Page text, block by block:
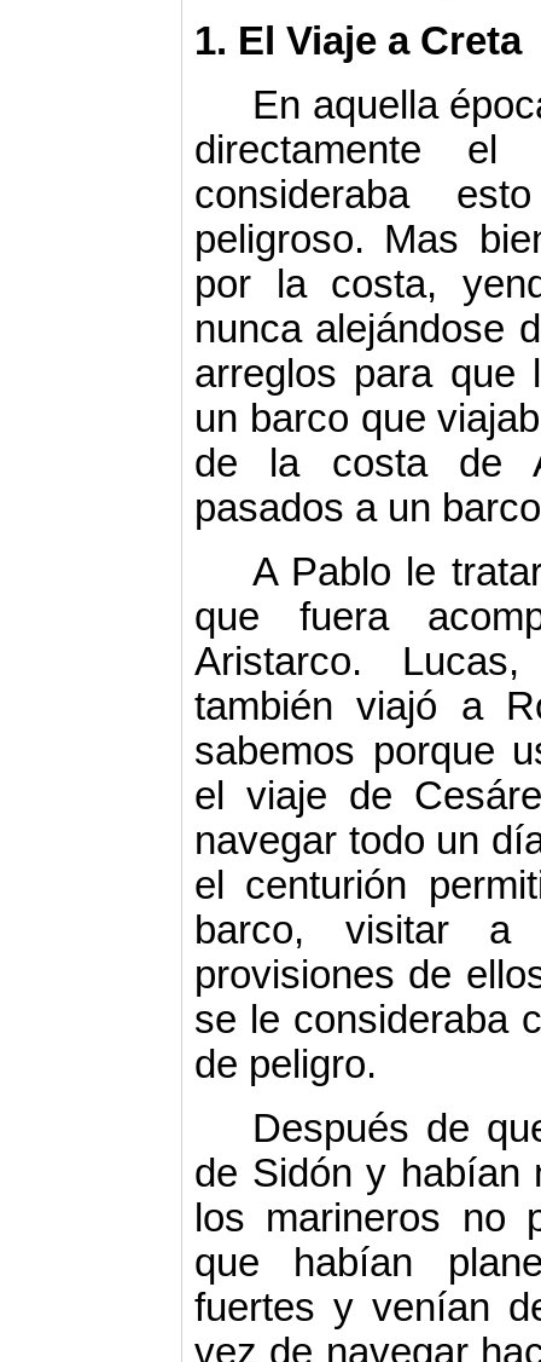
1. El Viaje a Creta
En aquella
directamente el
consideraba
peligroso. Mas
por la costa,
nunca alejándose
arreglos para que
un barco que
de la costa de
pasados a un
A Pablo le
que fuera
Aristarco.
también viajó a
sabemos porque
el viaje de
navegar todo un
el centurión
barco, visitar
provisiones de
se le consideraba
de peligro.
Después de
de Sidón y habían
los marineros no
que habían
fuertes y venían
vez de navegar